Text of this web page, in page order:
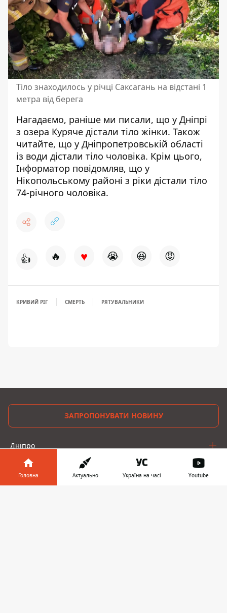
Тіло знаходилось у річці Саксагань на відстані 1
метра від берега
Нагадаємо, раніше ми писали, що у Дніпрі
з озера Куряче дістали тіло жінки. Також
читайте, що у Дніпропетровській області
із води дістали тіло чоловіка. Крім цього,
Інформатор повідомляв, що у
Нікопольському районі з ріки дістали тіло
74-річного чоловіка.
👍 🔥 ♥ 😭 😆 😡
КРИВИЙ РІГ СМЕРТЬ РЯТУВАЛЬНИКИ
ЗАПРОПОНУВАТИ НОВИНУ
Дніпро
Область
Україна
Головна Актуально Україна на часі Youtube